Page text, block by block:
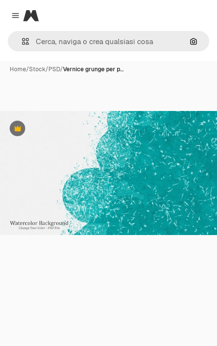
Close menu
Magnific
Cerca
Home/Stock/PSD/Vernice grunge per p…
Premium